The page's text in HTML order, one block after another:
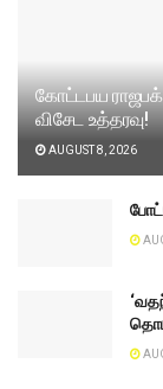
கோட்டபய
விசேட உத்தரவு!
AUGUST 8, 2026